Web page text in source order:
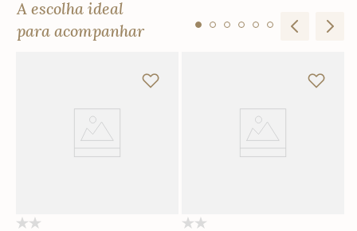
A escolha ideal
para acompanhar